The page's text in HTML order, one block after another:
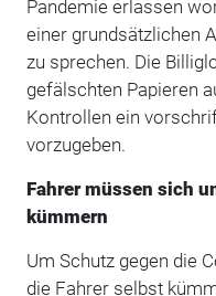
Pandemie erlassen
einer grundsätzlichen
zu sprechen. Die
gefälschten Papieren
Kontrollen ein
vorzugeben.
Fahrer müssen sich
kümmern
Um Schutz gegen die
die Fahrer selbst